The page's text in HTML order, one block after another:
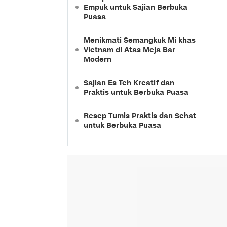
Empuk untuk Sajian Berbuka
Puasa
Menikmati Semangkuk Mi khas
Vietnam di Atas Meja Bar
Modern
Sajian Es Teh Kreatif dan
Praktis untuk Berbuka Puasa
Resep Tumis Praktis dan Sehat
untuk Berbuka Puasa